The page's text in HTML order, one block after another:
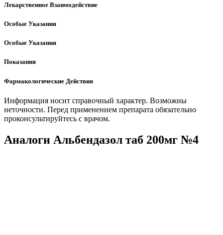
Лекарственное Взаимодействие
Особые Указания
Особые Указания
Показания
Фармакологические Действия
Информация носит справочный характер. Возможны
неточности. Перед применением препарата обязательно
проконсультируйтесь с врачом.
Аналоги Альбендазол таб 200мг №4